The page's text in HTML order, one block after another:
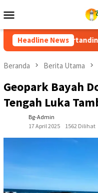
ke
Mobile
Headline News
Moch. Nabil
Beranda Berita Utama
Geopark Bayah
Tengah Luka
Bg-Admin
17 April 2025
1562 Dilihat